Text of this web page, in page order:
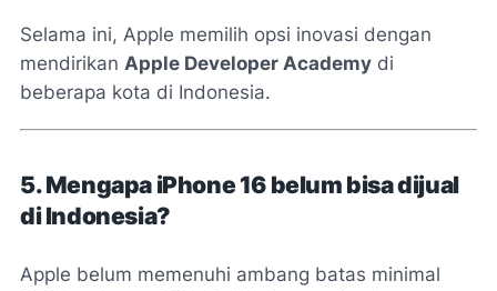
Selama ini, Apple memilih opsi inovasi dengan
mendirikan Apple Developer Academy di
beberapa kota di Indonesia.
5. Mengapa iPhone 16 belum bisa dijual
di Indonesia?
Apple belum memenuhi ambang batas minimal